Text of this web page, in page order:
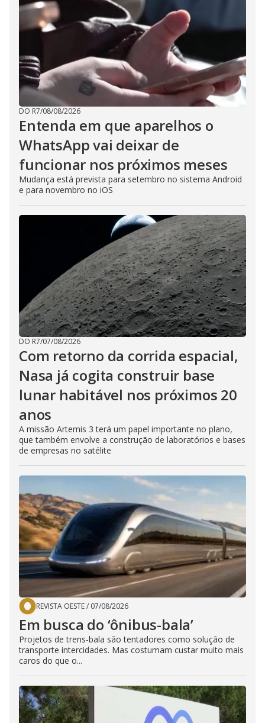
DO R7/08/08/2026
Entenda em que aparelhos o
WhatsApp vai deixar de
funcionar nos próximos meses
Mudança está prevista para setembro no sistema Android
e para novembro no iOS
DO R7/07/08/2026
Com retorno da corrida espacial,
Nasa já cogita construir base
lunar habitável nos próximos 20
anos
A missão Artemis 3 terá um papel importante no plano,
que também envolve a construção de laboratórios e bases
de empresas no satélite
REVISTA OESTE/ 07/08/2026
Em busca do ‘ônibus-bala’
Projetos de trens-bala são tentadores como solução de
transporte intercidades. Mas costumam custar muito mais
caros do que o...